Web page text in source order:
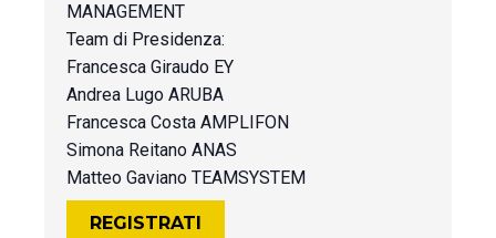
MANAGEMENT
Team di Presidenza:
Francesca Giraudo EY
Andrea Lugo ARUBA
Francesca Costa AMPLIFON
Simona Reitano ANAS
Matteo Gaviano TEAMSYSTEM
REGISTRATI